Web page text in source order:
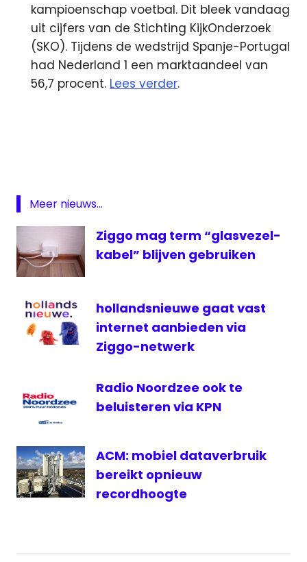
kampioenschap voetbal. Dit bleek vandaag
uit cijfers van de Stichting KijkOnderzoek
(SKO). Tijdens de wedstrijd Spanje-Portugal
had Nederland 1 een marktaandeel van
56,7 procent. Lees verder.
News
radio
1
televisie
VI
Oranje
voetbal
Meer nieuws...
Ziggo mag term “glasvezel-
kabel” blijven gebruiken
hollandsnieuwe gaat vast
internet aanbieden via
Ziggo-netwerk
Radio Noordzee ook te
beluisteren via KPN
ACM: mobiel dataverbruik
bereikt opnieuw
recordhoogte